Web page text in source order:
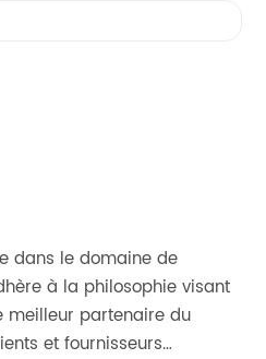
dans le domaine de
à la philosophie visant
meilleur partenaire du
et fournisseurs